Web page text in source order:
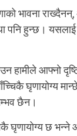
भावना
हुन्छ। यसलाई
हामीले आफ्नो
घृणायोग्य
छैन।
घृणायोग्य छ भन्ने